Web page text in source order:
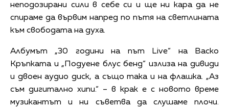
неподозирани сили в себе си и ще ни кара да не
спираме да вървим напред по пътя на светлината
към свободата на духа.
Албумът „30 години на път Live“ на Васко
Кръпката и „Подуене блус бенд“ излиза на дивиди
и двоен аудио диск, а също така и на флашка. „Аз
съм дигитално хипи.“ – в крак е с новото време
музикантът и ни съветва да слушаме плочи.